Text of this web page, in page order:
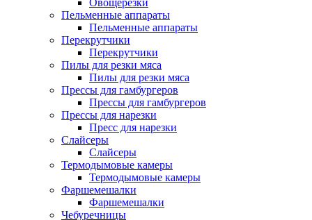
Овощерезки
Пельменные аппараты
Пельменные аппараты
Перекрутчики
Перекрутчики
Пилы для резки мяса
Пилы для резки мяса
Прессы для гамбургеров
Прессы для гамбургеров
Прессы для нарезки
Пресс для нарезки
Слайсеры
Слайсеры
Термодымовые камеры
Термодымовые камеры
Фаршемешалки
Фаршемешалки
Чебуречницы